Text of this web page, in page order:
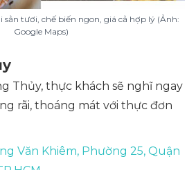
sản tươi, chế biến ngon, giá cả hợp lý (Ảnh:
Google Maps)
Thủy, thực khách sẽ nghĩ ngay
rãi, thoáng mát với thực đơn
Văn Khiêm, Phường 25, Quận